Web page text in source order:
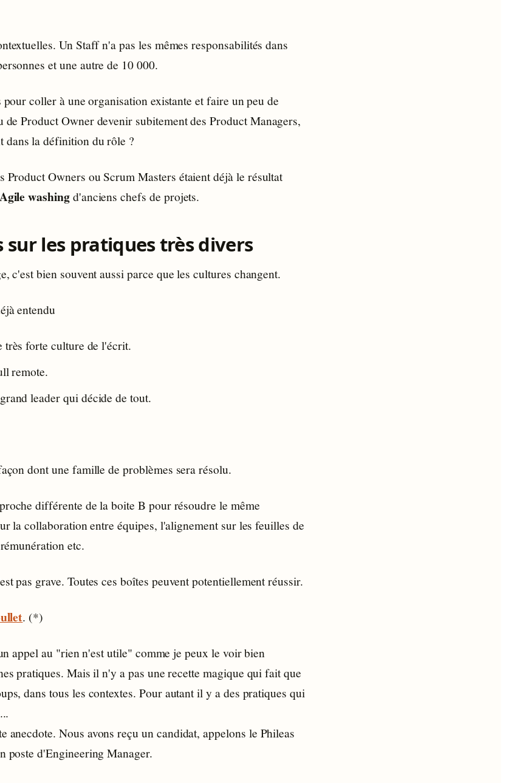
Un Staff n'a pas les mêmes responsabilités dans
et une autre de 10 000.
coller à une organisation existante et faire un peu de
de Product Owner devenir subitement des Product Managers,
dans la définition du rôle ?
Product Owners ou Scrum Masters étaient déjà le résultat
Agile washingd'anciens chefs de projets.
sur les pratiques très divers
c'est bien souvent aussi parce que les cultures changent.
entendu
très forte culture de l'écrit.
remote.
leader qui décide de tout.
dont une famille de problèmes sera résolu.
différente de la boite B pour résoudre le même
la collaboration entre équipes, l'alignement sur les feuilles de
etc.
pas grave. Toutes ces boîtes peuvent potentiellement réussir.
. (*)
appel au "rien n'est utile" comme je peux le voir bien
pratiques. Mais il n'y a pas une recette magique qui fait que
dans tous les contextes. Pour autant il y a des pratiques qui
anecdote. Nous avons reçu un candidat, appelons le Phileas
poste d'Engineering Manager.